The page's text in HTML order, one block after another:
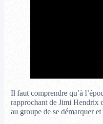
Il faut comprendre qu’à
rapprochant de Jimi Hendrix
au groupe de se démarquer